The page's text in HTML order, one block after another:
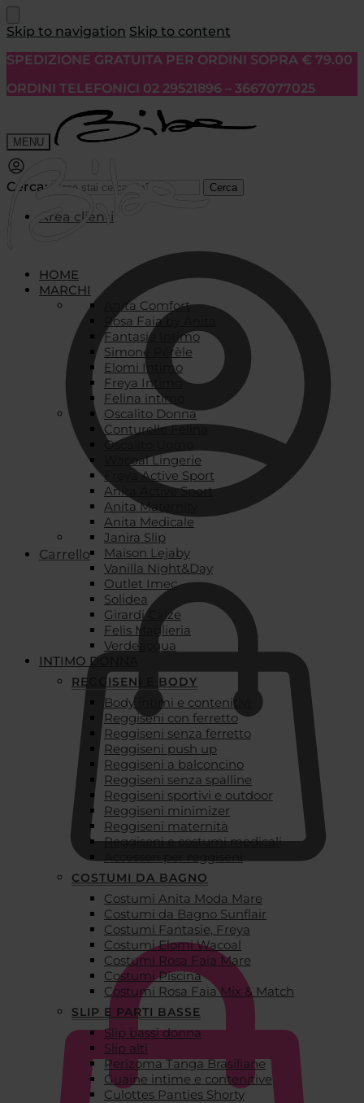
Skip to navigation Skip to content
SPEDIZIONE GRATUITA PER ORDINI SOPRA € 79.00
ORDINI TELEFONICI 02 29521896 – 3667077025
MENU
Cerca: Cerca
Area clienti
Carrello
HOME
MARCHI
Anita Comfort
Rosa Faia by Anita
Fantasie Intimo
Simone Pérèle
Elomi Intimo
Freya Intimo
Felina intimo
Oscalito Donna
Conturelle Felina
Oscalito Uomo
Wacoal Lingerie
Freya Active Sport
Anita Active Sport
Anita Maternity
Anita Medicale
Janira Slip
Maison Lejaby
Vanilla Night&Day
Outlet Imec
Solidea
Girardi Calze
Felis Maglieria
Verdeacqua
INTIMO DONNA
REGGISENI E BODY
Body intimi e contenitivi
Reggiseni con ferretto
Reggiseni senza ferretto
Reggiseni push up
Reggiseni a balconcino
Reggiseni senza spalline
Reggiseni sportivi e outdoor
Reggiseni minimizer
Reggiseni maternità
Reggiseni e costumi medicali
Accessori per reggiseni
COSTUMI DA BAGNO
Costumi Anita Moda Mare
Costumi da Bagno Sunflair
Costumi Fantasie, Freya
Costumi Elomi Wacoal
Costumi Rosa Faia Mare
Costumi Piscina
Costumi Rosa Faia Mix & Match
SLIP E PARTI BASSE
Slip bassi donna
Slip alti
Perizoma Tanga Brasiliane
Guaine intime e contenitive
Culottes Panties Shorty